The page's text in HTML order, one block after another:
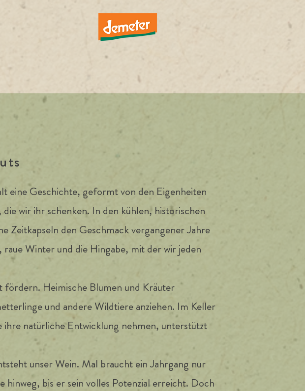
eine Geschichte, geformt von den Eigenheiten
wir ihr schenken. In den kühlen, historischen
Zeitkapseln den Geschmack vergangener Jahre
Winter und die Hingabe, mit der wir jeden
Heimische Blumen und Kräuter
und andere Wildtiere anziehen. Im Keller
ihre natürliche Entwicklung nehmen, unterstützt
unser Wein. Mal braucht ein Jahrgang nur
bis er sein volles Potenzial erreicht. Doch